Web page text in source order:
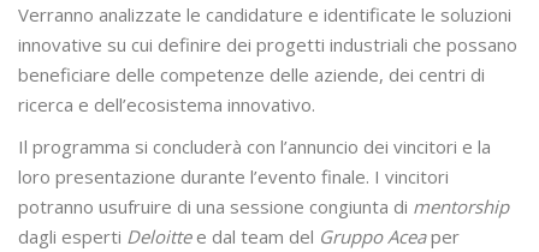
Verranno analizzate le candidature e identificate le soluzioni
innovative su cui definire dei progetti industriali che possano
beneficiare delle competenze delle aziende, dei centri di
ricerca e dell’ecosistema innovativo.
Il programma si concluderà con l’annuncio dei vincitori e la
loro presentazione durante l’evento finale. I vincitori
potranno usufruire di una sessione congiunta di mentorship
dagli esperti Deloittee dal team del Gruppo Aceaper